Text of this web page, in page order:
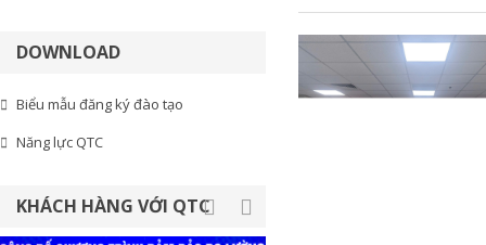
DOWNLOAD
Biểu mẫu đăng ký đào tạo
Năng lực QTC
KHÁCH HÀNG VỚI QTC